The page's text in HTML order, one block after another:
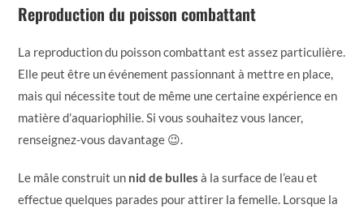
Reproduction du poisson combattant
La reproduction du poisson combattant est assez particulière.
Elle peut être un événement passionnant à mettre en place,
mais qui nécessite tout de même une certaine expérience en
matière d’aquariophilie. Si vous souhaitez vous lancer,
renseignez-vous davantage 😉.
Le mâle construit un nid de bulles à la surface de l’eau et
effectue quelques parades pour attirer la femelle. Lorsque la